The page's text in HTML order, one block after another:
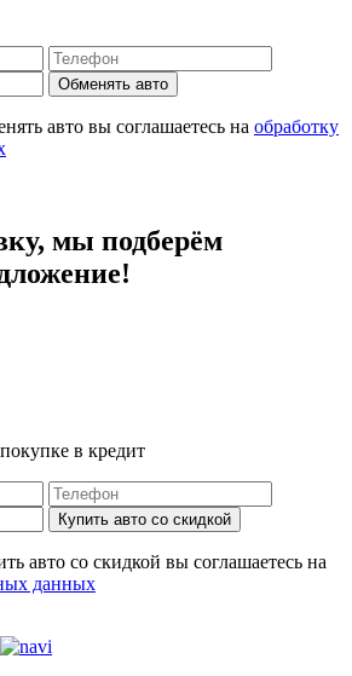
Обменять авто
авто вы соглашаетесь на обработку
мы подберём
в кредит
Купить авто со скидкой
авто со скидкой вы соглашаетесь на
данных